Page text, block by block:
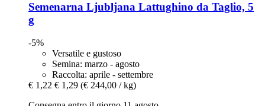
Semenarna Ljubljana Lattughino da Taglio, 5
g
-5%
Versatile e gustoso
Semina: marzo - agosto
Raccolta: aprile - settembre
€ 1,22 € 1,29 (€ 244,00 / kg)